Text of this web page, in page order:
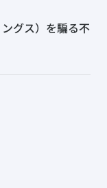
グス）を騙る不